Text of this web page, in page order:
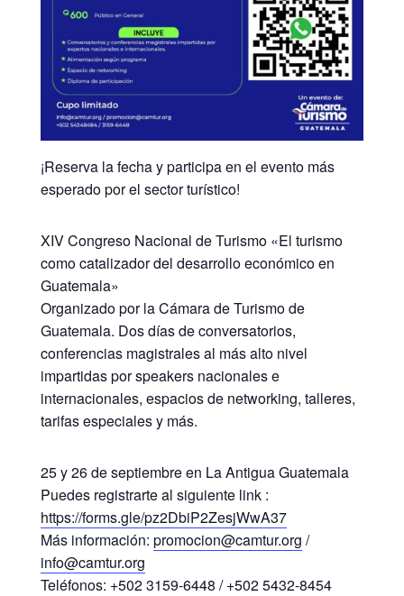
¡Reserva la fecha y participa en el evento más
esperado por el sector turístico!
XIV Congreso Nacional de Turismo «El turismo
como catalizador del desarrollo económico en
Guatemala»
Organizado por la Cámara de Turismo de
Guatemala. Dos días de conversatorios,
conferencias magistrales al más alto nivel
impartidas por speakers nacionales e
internacionales, espacios de networking, talleres,
tarifas especiales y más.
25 y 26 de septiembre en La Antigua Guatemala
Puedes registrarte al siguiente link :
https://forms.gle/pz2DbiP2ZesjWwA37
Más información: promocion@camtur.org /
info@camtur.org
Teléfonos: +502 3159-6448 / +502 5432-8454